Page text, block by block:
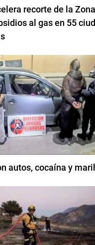
recorte de la
al gas en 55
autos, cocaína y